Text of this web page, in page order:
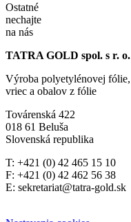
Ostatné
nechajte
na nás
TATRA GOLD spol. s r. o.
Výroba polyetylénovej fólie,
vriec a obalov z fólie
Továrenská 422
018 61 Beluša
Slovenská republika
T: +421 (0) 42 465 15 10
F: +421 (0) 42 462 56 38
E: sekretariat@tatra-gold.sk